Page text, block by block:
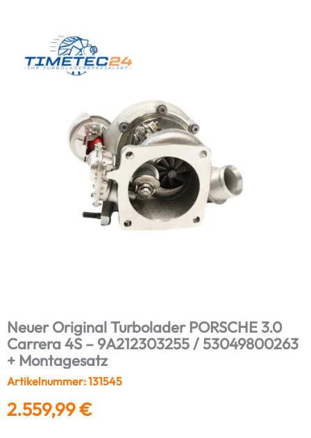
Neuer Original Turbolader PORSCHE 3.0
Carrera 4S – 9A212303255 / 53049800263
+ Montagesatz
Artikelnummer: 131545
2.559,99€